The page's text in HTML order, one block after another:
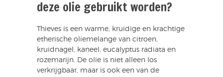
deze olie gebruikt worden?
Thieves is een warme, kruidige en krachtige
etherische oliemelange van citroen,
kruidnagel, kaneel, eucalyptus radiata en
rozemarijn. De olie is niet alleen los
verkrijgbaar, maar is ook een van de